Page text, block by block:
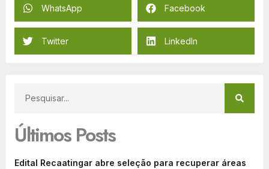
WhatsApp Facebook
Twitter LinkedIn
Últimos Posts
Edital Recaatingar abre seleção para recuperar áreas